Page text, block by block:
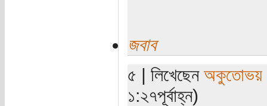
জবাব
৫ | লিখেছেন অকুতোভয়
১:২৭পূর্বাহ্ন)